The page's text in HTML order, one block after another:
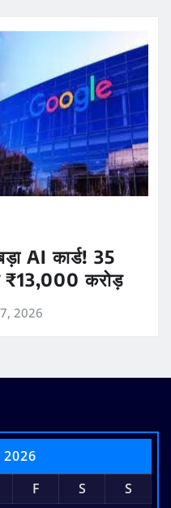
AI कार्ड! 35
₹13,000 करोड़
2026
2026
F S
S